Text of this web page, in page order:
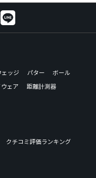
ェッジ パター
ボール
ェア
距離計測器
クチコミ評価ランキング